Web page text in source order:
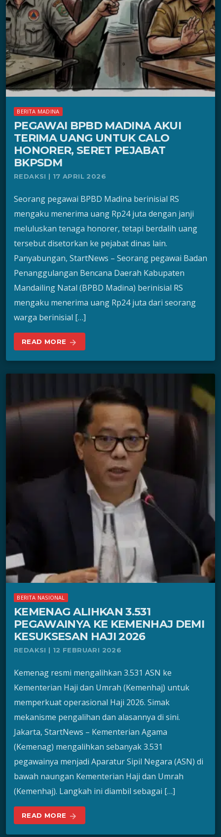
BERITA MADINA
PEGAWAI BPBD MADINA AKUI
TERIMA UANG UNTUK CALO
HONORER, SERET PEJABAT
BKPSDM
REDAKSI | 17 APRIL 2026
Seorang pegawai BPBD Madina berinisial RS
mengaku menerima uang Rp24 juta dengan janji
meluluskan tenaga honorer, tetapi berdalih uang
tersebut disetorkan ke pejabat dinas lain.
Panyabungan, StartNews – Seorang pegawai Badan
Penanggulangan Bencana Daerah Kabupaten
Mandailing Natal (BPBD Madina) berinisial RS
mengaku menerima uang Rp24 juta dari seorang
warga berinisial […]
READ MORE arrow_forward
BERITA NASIONAL
KEMENAG ALIHKAN 3.531
PEGAWAINYA KE KEMENHAJ DEMI
KESUKSESAN HAJI 2026
REDAKSI | 12 FEBRUARI 2026
Kemenag resmi mengalihkan 3.531 ASN ke
Kementerian Haji dan Umrah (Kemenhaj) untuk
memperkuat operasional Haji 2026. Simak
mekanisme pengalihan dan alasannya di sini.
Jakarta, StartNews – Kementerian Agama
(Kemenag) mengalihkan sebanyak 3.531
pegawainya menjadi Aparatur Sipil Negara (ASN) di
bawah naungan Kementerian Haji dan Umrah
(Kemenhaj). Langkah ini diambil sebagai […]
READ MORE arrow_forward